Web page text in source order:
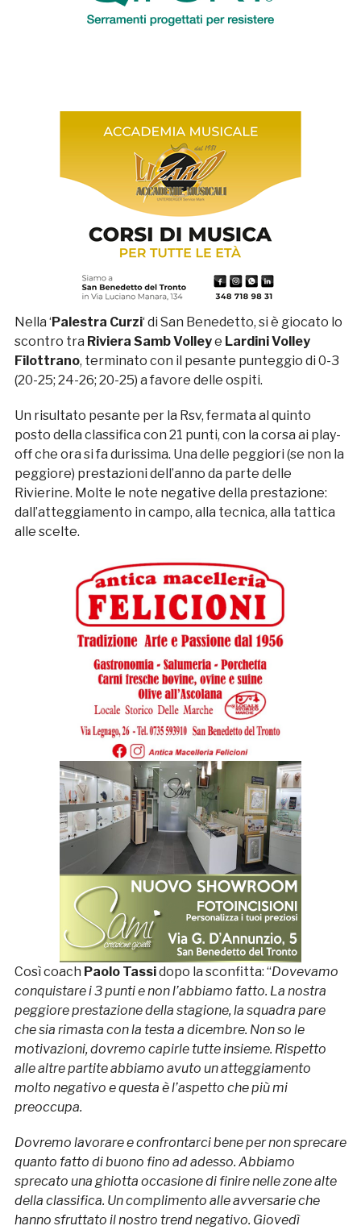
Nella ‘Palestra Curzi‘ di San Benedetto, si è giocato lo
scontro tra Riviera Samb Volleye Lardini Volley
Filottrano, terminato con il pesante punteggio di 0-3
(20-25; 24-26; 20-25) a favore delle ospiti.
Un risultato pesante per la Rsv, fermata al quinto
posto della classifica con 21 punti, con la corsa ai play-
off che ora si fa durissima. Una delle peggiori (se non la
peggiore) prestazioni dell’anno da parte delle
Rivierine. Molte le note negative della prestazione:
dall’atteggiamento in campo, alla tecnica, alla tattica
alle scelte.
Così coach Paolo Tassidopo la sconfitta: “Dovevamo
conquistare i 3 punti e non l’abbiamo fatto. La nostra
peggiore prestazione della stagione, la squadra pare
che sia rimasta con la testa a dicembre. Non so le
motivazioni, dovremo capirle tutte insieme. Rispetto
alle altre partite abbiamo avuto un atteggiamento
molto negativo e questa è l’aspetto che più mi
preoccupa.
Dovremo lavorare e confrontarci bene per non sprecare
quanto fatto di buono fino ad adesso. Abbiamo
sprecato una ghiotta occasione di finire nelle zone alte
della classifica. Un complimento alle avversarie che
hanno sfruttato il nostro trend negativo. Giovedì